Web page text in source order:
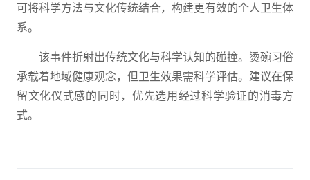
可将科学方法与文化传统结合，构建更有效的个人卫生体
系。
该事件折射出传统文化与科学认知的碰撞。烫碗习俗
承载着地域健康观念，但卫生效果需科学评估。建议在保
留文化仪式感的同时，优先选用经过科学验证的消毒方
式。